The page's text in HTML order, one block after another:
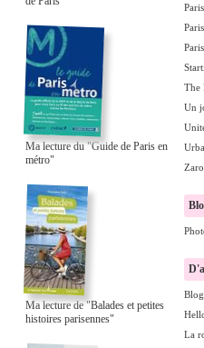
Ma lecture du "Guide de Paris en
métro"
Ma lecture de "Balades et petites
histoires parisennes"
The
Un
La